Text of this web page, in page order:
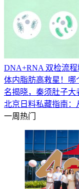
DNA+RNA 双检流
体内脂肪高救星！哪
名揭晓，秦须肚子大
北京日料私藏指南：
一周热门